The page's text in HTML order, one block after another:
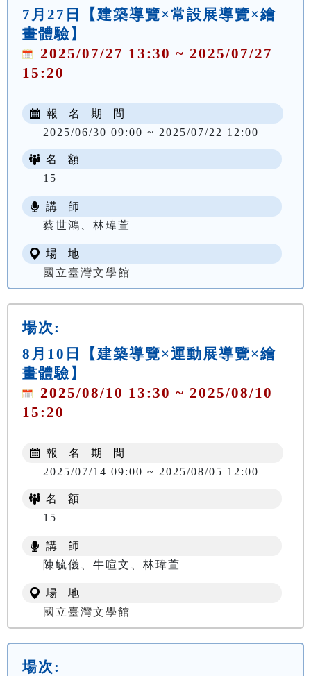
7月27日【建築導覽×常設展導覽×繪
畫體驗】
2025/07/27 13:30 ~ 2025/07/27
15:20
報 名 期 間
2025/06/30 09:00 ~ 2025/07/22 12:00
名 額
15
講 師
蔡世鴻、林瑋萱
場 地
國立臺灣文學館
場次:
8月10日【建築導覽×運動展導覽×繪
畫體驗】
2025/08/10 13:30 ~ 2025/08/10
15:20
報 名 期 間
2025/07/14 09:00 ~ 2025/08/05 12:00
名 額
15
講 師
陳毓儀、牛暄文、林瑋萱
場 地
國立臺灣文學館
場次: